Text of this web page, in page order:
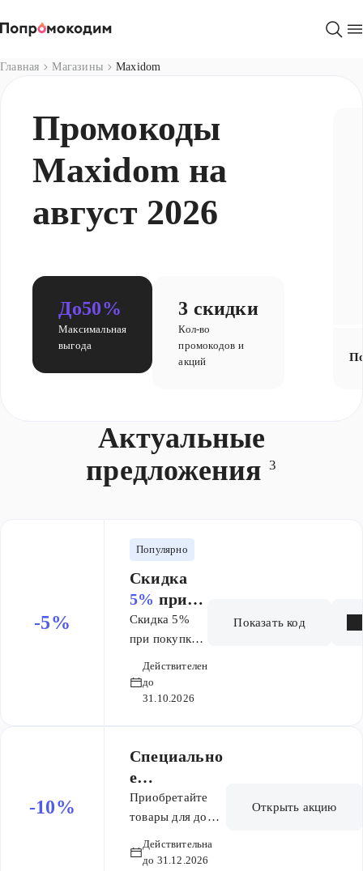
Главная Магазины Maxidom
Промокоды
Maxidom на
август 2026
До50%
Максимальная
выгода
3 скидки
Кол-во
промокодов и
акций
Актуальные
предложения 3
-5%
Популярно
Скидка
5% при
покупке
от6 000 ₽
Скидка 5%
при покупке
рублей по
промокоду.
Действителен
до
31.10.2026
Показать код
-10%
Специально
е
предложени
е только для
профессион
алов -
Приобретайте
товары для дома,
строительства и
Действительна
до 31.12.2026
Открыть акцию